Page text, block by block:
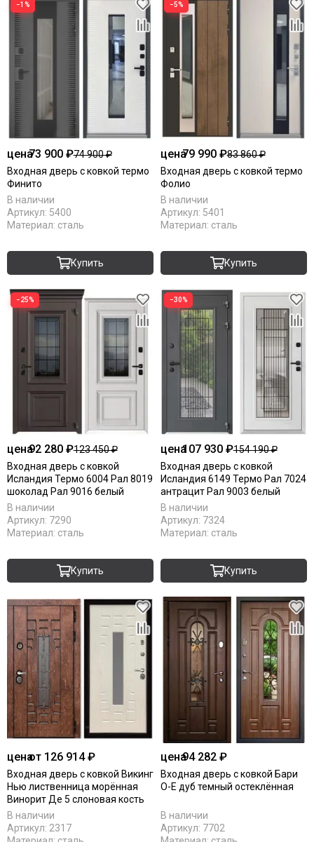
−1%
цена73 900 ₽74 900 ₽
Входная дверь с ковкой термо
Финито
В наличии
Артикул: 5400
Материал: сталь
Купить
−5%
цена79 990 ₽83 860 ₽
Входная дверь с ковкой термо
Фолио
В наличии
Артикул: 5401
Материал: сталь
Купить
−25%
цена92 280 ₽123 450 ₽
Входная дверь с ковкой
Исландия Термо 6004 Рал 8019
шоколад Рал 9016 белый
В наличии
Артикул: 7290
Материал: сталь
Купить
−30%
цена107 930 ₽154 190 ₽
Входная дверь с ковкой
Исландия 6149 Термо Рал 7024
антрацит Рал 9003 белый
В наличии
Артикул: 7324
Материал: сталь
Купить
ценаот 126 914 ₽
Входная дверь с ковкой Викинг
Нью лиственница морённая
Винорит Де 5 слоновая кость
В наличии
Артикул: 2317
цена94 282 ₽
Входная дверь с ковкой Бари
О-Е дуб темный остеклённая
В наличии
Артикул: 7702